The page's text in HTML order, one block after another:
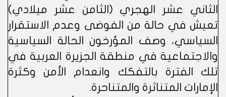
الثاني عشر الهجري (الثامن عشر ميلادي)
تعيش في حالة من الفوضى وعدم الاستقرار
السياسي، وصف المؤرخون الحالة السياسية
والاجتماعية في منطقة الجزيرة العربية في
تلك الفترة بالتفكك وانعدام الأمن وكثرة
الإمارات المتناثرة والمتناحرة.